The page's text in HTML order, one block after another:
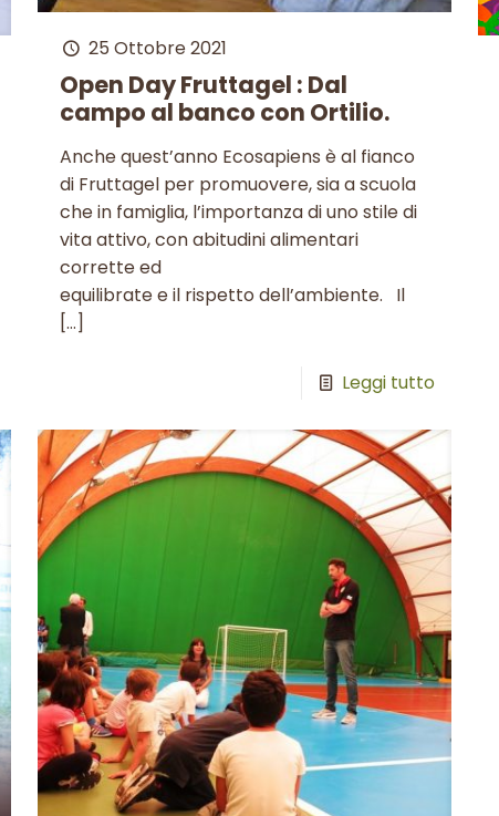
25 Ottobre 2021
Open Day Fruttagel : Dal
campo al banco con Ortilio.
Anche quest’anno Ecosapiens è al fianco
di Fruttagel per promuovere, sia a scuola
che in famiglia, l’importanza di uno stile di
vita attivo, con abitudini alimentari
corrette ed
equilibrate e il rispetto dell’ambiente. Il
[…]
Leggi tutto